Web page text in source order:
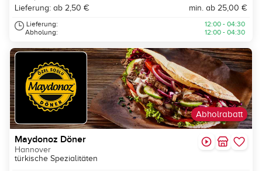
Lieferung: ab 2,50 €
min. ab 25,00 €
Lieferung:
Abholung:
12:00 - 04:30
12:00 - 04:30
Abholrabatt
Maydonoz Döner
Hannover
türkische Spezialitäten